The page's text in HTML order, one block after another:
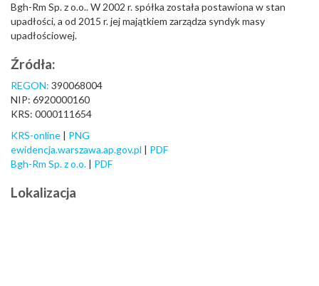
Bgh-Rm Sp. z o.o.. W 2002 r. spółka została postawiona w stan
upadłości, a od 2015 r. jej majątkiem zarządza syndyk masy
upadłościowej.
Źródła:
REGON: 390068004
NIP: 6920000160
KRS: 0000111654
KRS-online | PNG
ewidencja.warszawa.ap.gov.pl | PDF
Bgh-Rm Sp. z o.o. | PDF
Lokalizacja